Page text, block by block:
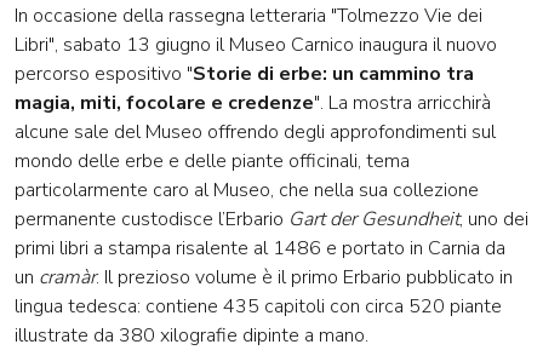
In occasione della rassegna letteraria "Tolmezzo Vie dei
Libri", sabato 13 giugno il Museo Carnico inaugura il nuovo
percorso espositivo "Storie di erbe: un cammino tra
magia, miti, focolare e credenze". La mostra arricchirà
alcune sale del Museo offrendo degli approfondimenti sul
mondo delle erbe e delle piante officinali, tema
particolarmente caro al Museo, che nella sua collezione
permanente custodisce l’Erbario Gart der Gesundheit, uno dei
primi libri a stampa risalente al 1486 e portato in Carnia da
un cramàr. Il prezioso volume è il primo Erbario pubblicato in
lingua tedesca: contiene 435 capitoli con circa 520 piante
illustrate da 380 xilografie dipinte a mano.